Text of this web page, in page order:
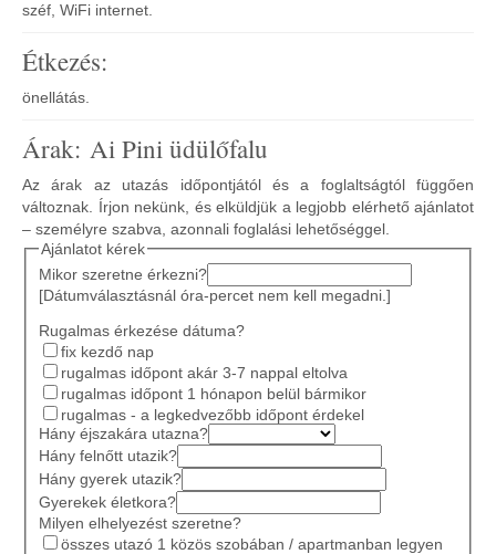
széf, WiFi internet.
Étkezés:
önellátás.
Árak: Ai Pini üdülőfalu
Az árak az utazás időpontjától és a foglaltságtól függően
változnak. Írjon nekünk, és elküldjük a legjobb elérhető ajánlatot
– személyre szabva, azonnali foglalási lehetőséggel.
Ajánlatot kérek
Mikor szeretne érkezni?
[Dátumválasztásnál óra-percet nem kell megadni.]
Rugalmas érkezése dátuma?
fix kezdő nap
rugalmas időpont akár 3-7 nappal eltolva
rugalmas időpont 1 hónapon belül bármikor
rugalmas - a legkedvezőbb időpont érdekel
Hány éjszakára utazna?
Hány felnőtt utazik?
Hány gyerek utazik?
Gyerekek életkora?
Milyen elhelyezést szeretne?
összes utazó 1 közös szobában / apartmanban legyen